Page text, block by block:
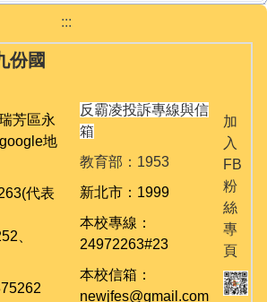
:::
份國
芳區永
地
代表
、
反霸凌投訴專線與信
箱
教育部：1953
新北市：1999
本校專線：
24972263#23
本校信箱：
newjfes@gmail.com
加
入
FB
粉
絲
專
頁